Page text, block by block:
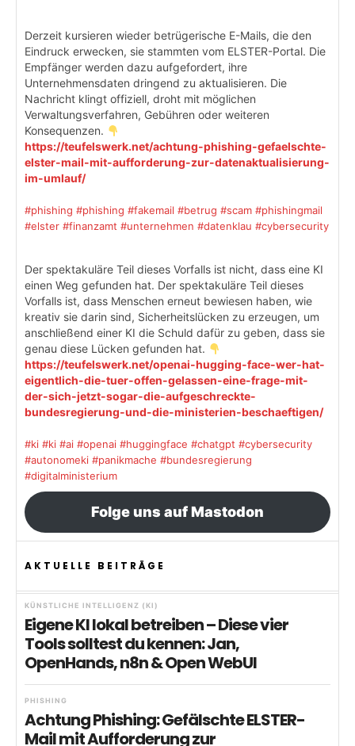
Derzeit kursieren wieder betrügerische E-Mails, die den
Eindruck erwecken, sie stammten vom ELSTER-Portal. Die
Empfänger werden dazu aufgefordert, ihre
Unternehmensdaten dringend zu aktualisieren. Die
Nachricht klingt offiziell, droht mit möglichen
Verwaltungsverfahren, Gebühren oder weiteren
Konsequenzen.
https://teufelswerk.net/achtung-phishing-gefaelschte-
elster-mail-mit-aufforderung-zur-datenaktualisierung-
im-umlauf/
#phishing #phishing #fakemail #betrug #scam #phishingmail
#elster #finanzamt #unternehmen #datenklau #cybersecurity
Der spektakuläre Teil dieses Vorfalls ist nicht, dass eine KI
einen Weg gefunden hat. Der spektakuläre Teil dieses
Vorfalls ist, dass Menschen erneut bewiesen haben, wie
kreativ sie darin sind, Sicherheitslücken zu erzeugen, um
anschließend einer KI die Schuld dafür zu geben, dass sie
genau diese Lücken gefunden hat.
https://teufelswerk.net/openai-hugging-face-wer-hat-
eigentlich-die-tuer-offen-gelassen-eine-frage-mit-
der-sich-jetzt-sogar-die-aufgeschreckte-
bundesregierung-und-die-ministerien-beschaeftigen/
#ki #ki #ai #openai #huggingface #chatgpt #cybersecurity
#autonomeki #panikmache #bundesregierung
#digitalministerium
Folge uns auf Mastodon
AKTUELLE BEITRÄGE
KÜNSTLICHE INTELLIGENZ (KI)
Eigene KI lokal betreiben – Diese vier
Tools solltest du kennen: Jan,
OpenHands, n8n & Open WebUI
PHISHING
Achtung Phishing: Gefälschte ELSTER-
Mail mit Aufforderung zur